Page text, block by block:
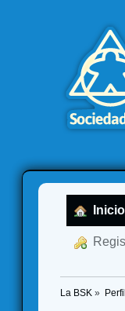
Inicio
La BSK »